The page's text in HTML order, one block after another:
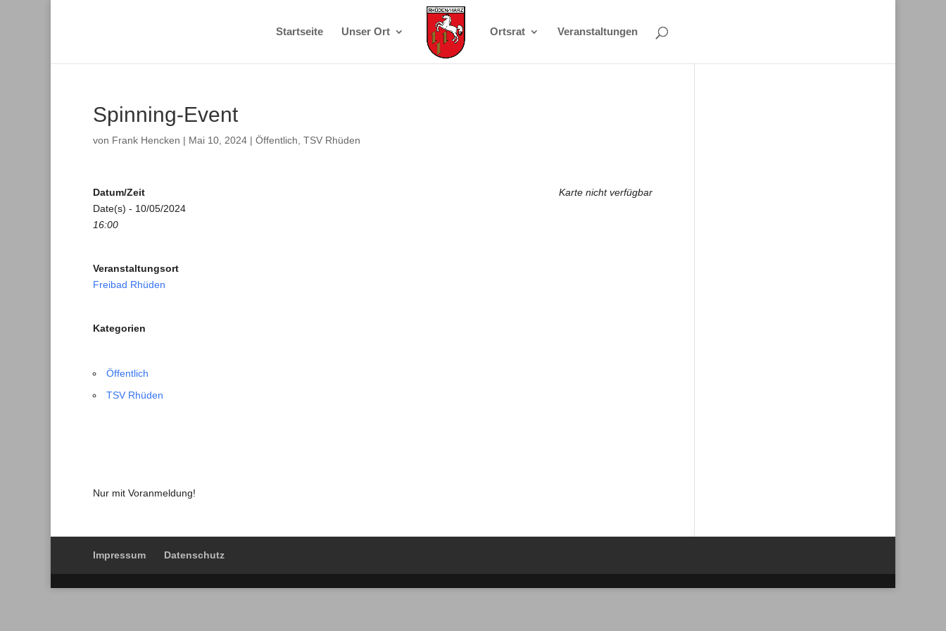
Startseite Unser Ort Ortsrat Veranstaltungen
Spinning-Event
von Frank Hencken | Mai 10, 2024 | Öffentlich TSV Rhüden
Karte nicht verfügbar
Datum/Zeit
Date(s) - 10/05/2024
16:00
Veranstaltungsort
Freibad Rhüden
Kategorien
Öffentlich
TSV Rhüden
Nur mit Voranmeldung!
Impressum Datenschutz